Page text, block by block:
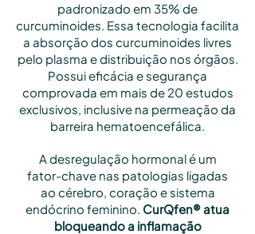
padronizado em 35% de
curcuminoides. Essa tecnologia facilita
a absorção dos curcuminoides livres
pelo plasma e distribuição nos órgãos.
Possui eficácia e segurança
comprovada em mais de 20 estudos
exclusivos, inclusive na permeação da
barreira hematoencefálica.
A desregulação hormonal é um
fator-chave nas patologias ligadas
ao cérebro, coração e sistema
endócrino feminino. CurQfen® atua
bloqueando a inflamação